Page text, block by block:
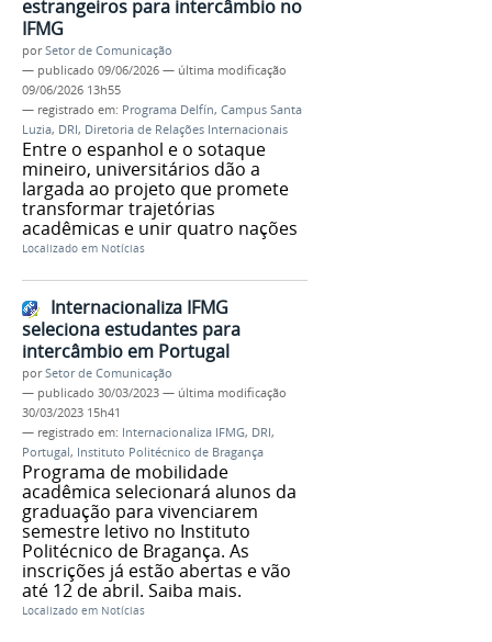
estrangeiros para intercâmbio no
IFMG
porSetor de Comunicação
— publicado 09/06/2026 — última modificação
09/06/2026 13h55
— registrado em: Programa Delfín, Campus Santa
Luzia, DRI, Diretoria de Relações Internacionais
Entre o espanhol e o sotaque
mineiro, universitários dão a
largada ao projeto que promete
transformar trajetórias
acadêmicas e unir quatro nações
Localizado em Notícias
Internacionaliza IFMG
seleciona estudantes para
intercâmbio em Portugal
porSetor de Comunicação
— publicado 30/03/2023 — última modificação
30/03/2023 15h41
— registrado em: Internacionaliza IFMG, DRI,
Portugal, Instituto Politécnico de Bragança
Programa de mobilidade
acadêmica selecionará alunos da
graduação para vivenciarem
semestre letivo no Instituto
Politécnico de Bragança. As
inscrições já estão abertas e vão
até 12 de abril. Saiba mais.
Localizado em Notícias